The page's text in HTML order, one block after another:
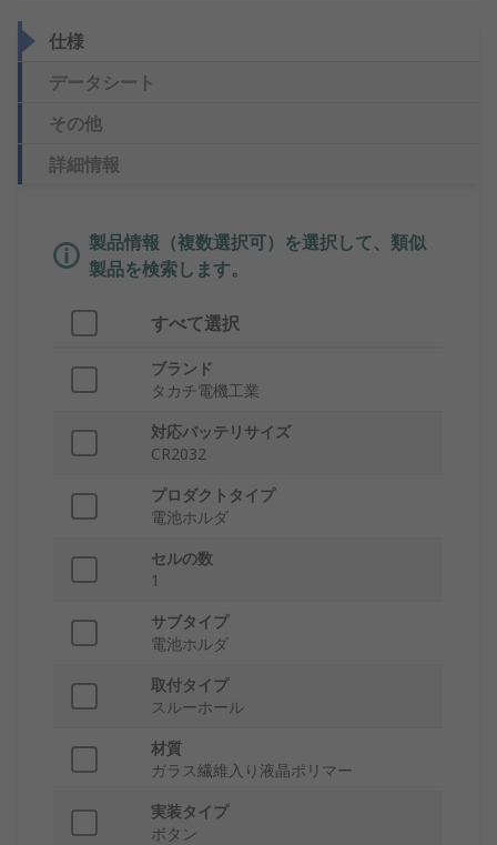
仕様
データシート
その他
詳細情報
製品情報（複数選択可）を選択して、類似
製品を検索します。
すべて選択
ブランド
タカチ電機工業
対応バッテリサイズ
CR2032
プロダクトタイプ
電池ホルダ
セルの数
1
サブタイプ
電池ホルダ
取付タイプ
スルーホール
材質
ガラス繊維入り液晶ポリマー
実装タイプ
ボタン